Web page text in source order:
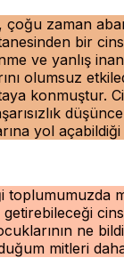
zaman
bir
ve yanlış
olumsuz
konmuştur.
yol açabildiği
ne
mitleri